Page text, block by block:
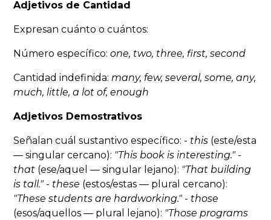
Adjetivos de Cantidad
Expresan cuánto o cuántos:
Número específico:one, two, three, first, second
Cantidad indefinida:many, few, several, some, any,
much, little, a lot of, enough
Adjetivos Demostrativos
Señalan cuál sustantivo específico: - this (este/esta
— singular cercano): "This book is interesting."-
that (ese/aquel — singular lejano): "That building
is tall."- these (estos/estas — plural cercano):
"These students are hardworking."- those
(esos/aquellos — plural lejano): "Those programs